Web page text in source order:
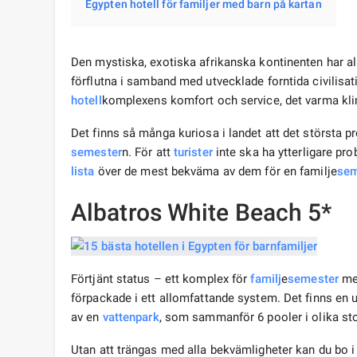
Egypten hotell för familjer med barn på kartan
Den mystiska, exotiska afrikanska kontinenten har
förflutna i samband med utvecklade forntida
hotellkomplexens komfort och service, det varma
Det finns så många kuriosa i landet att det största
semestern. För att turisterinte ska ha ytterligare
lista över de mest bekväma av dem för en familje
Albatros White Beach 5*
Förtjänt status – ett komplex förfamiljesemester
förpackade i ett allomfattande system. Det finns en
av en vattenpark, som sammanför 6 pooler i olika
Utan att trängas med alla bekvämligheter kan du